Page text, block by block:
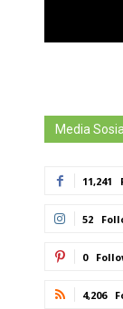
Media Sosial
11,241
52
0
4,206